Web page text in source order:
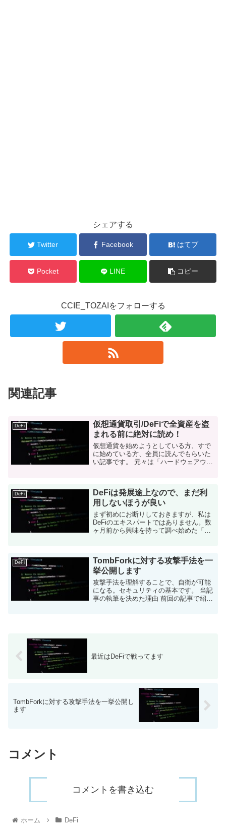
シェアする
Twitter Facebook はてブ
Pocket LINE コピー
CCIE_TOZAIをフォローする
関連記事
DeFi
仮想通貨取引/DeFiで全資産を盗
まれる前に絶対に読め！
仮想通貨を始めようとしている方、すで
に始めている方、全員に読んでもらいた
い記事です。 元々は「ハードウェアウォ
DeFi
DeFiは発展途上なので、まだ利
用しないほうが良い
まず初めにお断りしておきますが、私は
DeFiのエキスパートではありません。数
ヶ月前から興味を持って調べ始めた「ほ
摘や批判を受けることも覚悟していま
す。 ...
DeFi
TombForkに対する攻撃手法を一
挙公開します
攻撃手法を理解することで、自衛が可能
になる。セキュリティの基本です。 当記
事の執筆を決めた理由 前回の記事で紹介
最近はDeFiで戦ってます
TombForkに対する攻撃手法を一挙公開し
ます
コメント
コメントを書き込む
ホーム DeFi